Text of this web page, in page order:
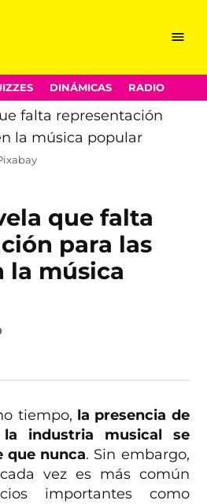
Menu
DINÁMICAS RADIO
que falta
para las
la música
tiempo, la presencia de
industria musical se
que nunca. Sin embargo,
vez es más común
importantes como